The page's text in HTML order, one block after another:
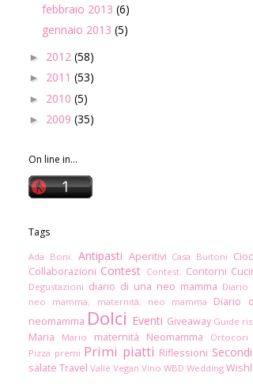
febbraio 2013 (6)
gennaio 2013 (5)
► 2012 (58)
► 2011 (53)
► 2010 (5)
► 2009 (35)
On line in...
Tags
Ada Boni. Antipasti Aperitivi Casa Buitoni
Collaborazioni Contest Contest. Contorni
Degustazioni diario di una neo mamma Diario
neo mamma; maternità; neo mamma
Diario
neomamma Dolci Eventi Giveaway Guide
Maria Mario maternità Neomamma
Ortocori
Pizza premi Primi piatti Riflessioni Secondi
salate Travel Vallè Vegan Vino WBD Wedding